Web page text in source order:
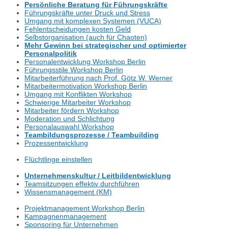
Persönliche Beratung für Führungskräfte
Führungskräfte unter Druck und Stress
Umgang mit komplexen Systemen (VUCA)
Fehlentscheidungen kosten Geld
Selbstorganisation (auch für Chaoten)
Mehr Gewinn bei strategischer und optimierter
Personalpolitik
Personalentwicklung Workshop Berlin
Führungsstile Workshop Berlin
Mitarbeiterführung nach Prof. Götz W. Werner
Mitarbeitermotivation Workshop Berlin
Umgang mit Konflikten Workshop
Schwierige Mitarbeiter Workshop
Mitarbeiter fördern Workshop
Moderation und Schlichtung
Personalauswahl Workshop
Teambildungsprozesse / Teambuilding
Prozessentwicklung
Flüchtlinge einstellen
Unternehmenskultur / Leitbildentwicklung
Teamsitzungen effektiv durchführen
Wissensmanagement (KM)
Projektmanagement Workshop Berlin
Kampagnenmanagement
Sponsoring für Unternehmen